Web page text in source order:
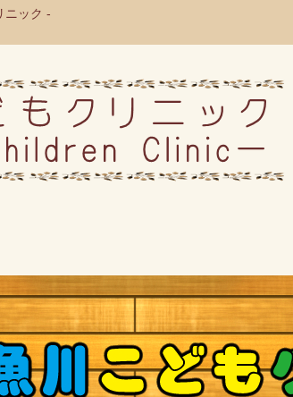
ニック -